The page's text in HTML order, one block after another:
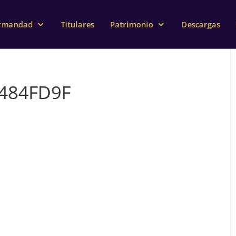
Titulares Patrimonio Descargas